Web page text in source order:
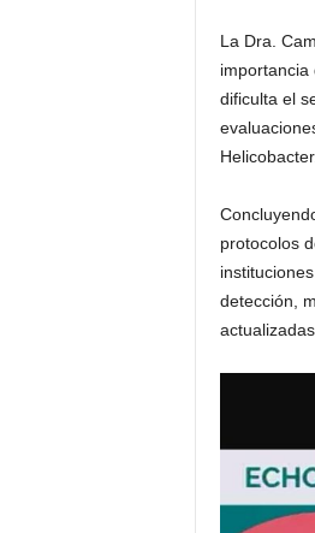
La Dra.
importancia
dificulta el
Helicobacter.
protocolos
detección,